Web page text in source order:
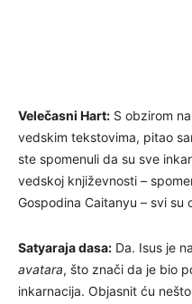
Velečasni Hart: S obzirom
vedskim tekstovima, pitao
ste spomenuli da su sve
vedskoj književnosti –
Gospodina Caitanyu – svi su
Satyaraja dasa: Da. Isus je
avatara, što znači da je bio
inkarnacija. Objasnit ću